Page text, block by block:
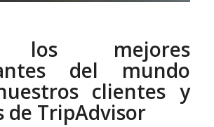
los mejores
del mundo
clientes y
de TripAdvisor